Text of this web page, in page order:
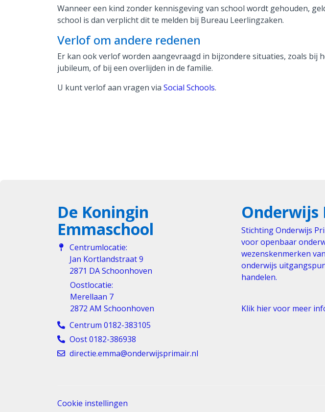
Wanneer een kind zonder kennisgeving van school wordt gehouden,
school is dan verplicht dit te melden bij Bureau Leerlingzaken.
Verlof om andere redenen
Er kan ook verlof worden aangevraagd in bijzondere situaties, zoals bij
jubileum, of bij een overlijden in de familie.
U kunt verlof aan vragen via Social Schools.
De Koningin
Emmaschool
Centrumlocatie:
Jan Kortlandstraat 9
2871 DA Schoonhoven
Oostlocatie:
Merellaan 7
2872 AM Schoonhoven
Centrum 0182-383105
Oost 0182-386938
directie.emma@onderwijsprimair.nl
Onderwijs
Stichting Onderwijs
voor openbaar
wezenskenmerken
onderwijs
handelen.
Klik hier voor meer
Cookie instellingen